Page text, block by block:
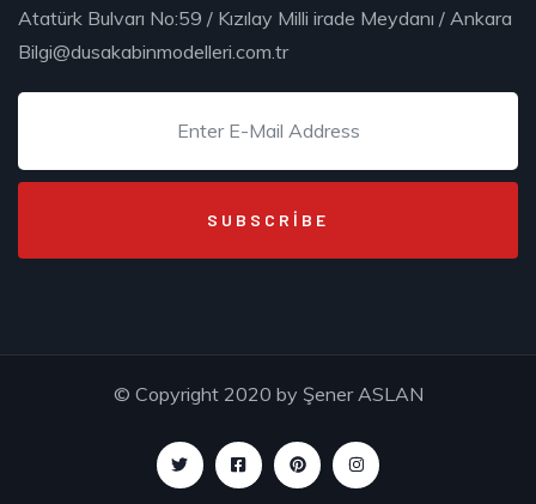
Atatürk Bulvarı No:59 / Kızılay Milli irade Meydanı / Ankara
Bilgi@dusakabinmodelleri.com.tr
© Copyright 2020 by Şener ASLAN